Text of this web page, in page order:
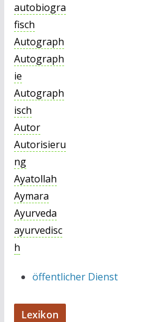
autobiogra
fisch
Autograph
Autograph
ie
Autograph
isch
Autor
Autorisieru
ng
Ayatollah
Aymara
Ayurveda
ayurvedisc
h
öffentlicher Dienst
Lexikon